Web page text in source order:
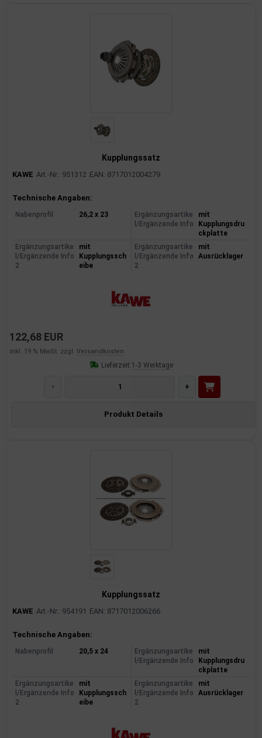
Kupplungssatz
KAWE Art.-Nr.: 951312 EAN: 8717012004279
Produktinformationen
Technische Angaben:
Nabenprofil 26,2 x 23
Ergänzungsartike
l/Ergänzende Info
mit
Kupplungsdru
ckplatte
Ergänzungsartike
l/Ergänzende Info
2
mit
Kupplungssch
eibe
Ergänzungsartike
l/Ergänzende Info
2
mit
Ausrücklager
122,68 EUR
inkl. 19 % MwSt. zzgl. Versandkosten
Lieferzeit:1-3 Werktage
- +
Produkt Details
Kupplungssatz
KAWE Art.-Nr.: 954191 EAN: 8717012006266
Produktinformationen
Technische Angaben:
Nabenprofil 20,5 x 24
Ergänzungsartike
l/Ergänzende Info
mit
Kupplungsdru
ckplatte
Ergänzungsartike
l/Ergänzende Info
2
mit
Kupplungssch
eibe
Ergänzungsartike
l/Ergänzende Info
2
mit
Ausrücklager